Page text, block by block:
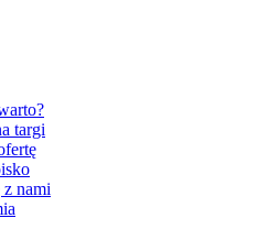
targi
z nami